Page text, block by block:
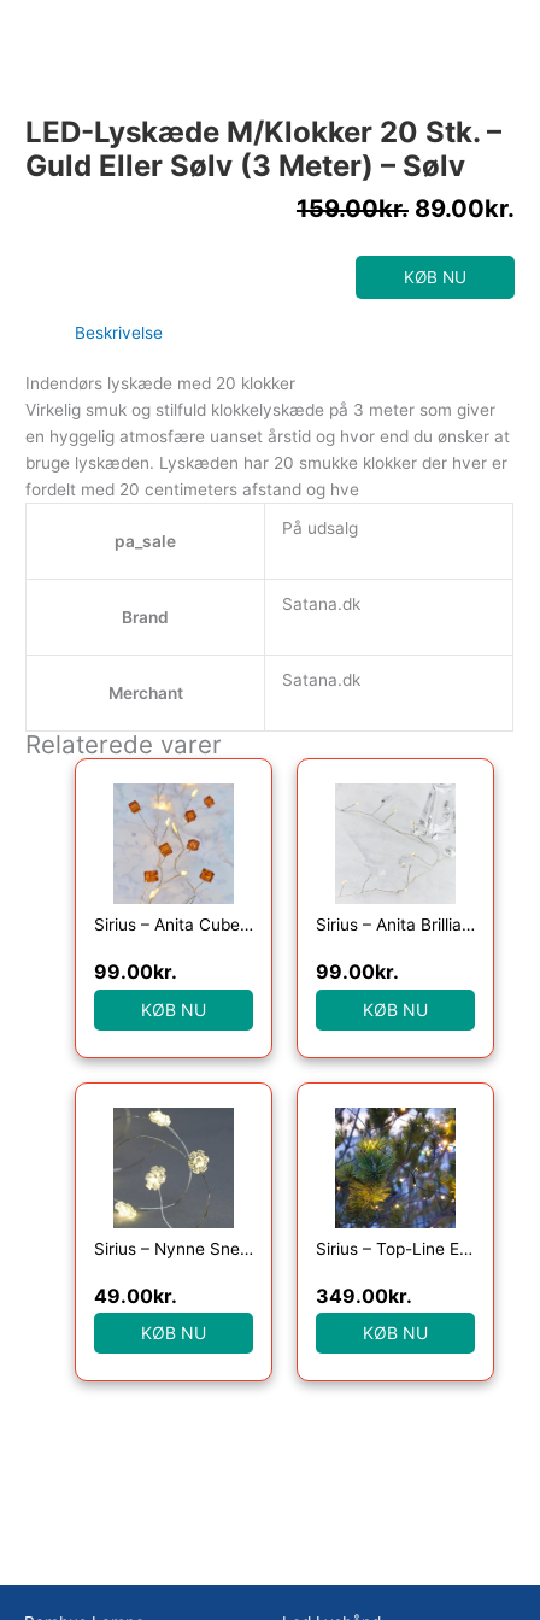
LED-Lyskæde M/Klokker 20 Stk. –
Guld Eller Sølv (3 Meter) – Sølv
159.00kr. 89.00kr.
KØB NU
Beskrivelse
Indendørs lyskæde med 20 klokker
Virkelig smuk og stilfuld klokkelyskæde på 3 meter som giver
en hyggelig atmosfære uanset årstid og hvor end du ønsker at
bruge lyskæden. Lyskæden har 20 smukke klokker der hver er
fordelt med 20 centimeters afstand og hve
pa_sale
På udsalg
Brand
Satana.dk
Merchant
Satana.dk
Relaterede varer
Sirius – Anita Cube, 20LED, Amber, 1,05+25cm
99.00kr.
KØB NU
Sirius – Anita Brilliant, 20LED, Klar, 1,05+25cm
99.00kr.
KØB NU
Sirius – Nynne Snefnug 20 Lys, Klar/Sølv
49.00kr.
KØB NU
Sirius – Top-Line Energy Net Startsæt 100L
349.00kr.
KØB NU